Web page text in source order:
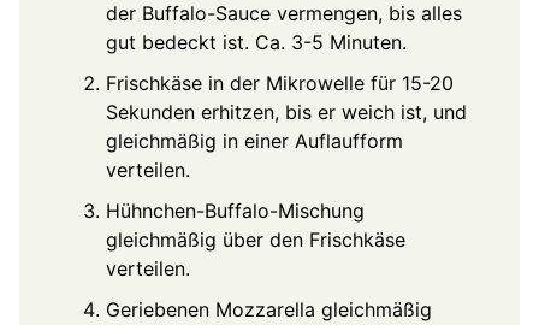
der Buffalo-Sauce vermengen, bis alles
gut bedeckt ist. Ca. 3-5 Minuten.
Frischkäse in der Mikrowelle für 15-20
Sekunden erhitzen, bis er weich ist, und
gleichmäßig in einer Auflaufform
verteilen.
Hühnchen-Buffalo-Mischung
gleichmäßig über den Frischkäse
verteilen.
Geriebenen Mozzarella gleichmäßig